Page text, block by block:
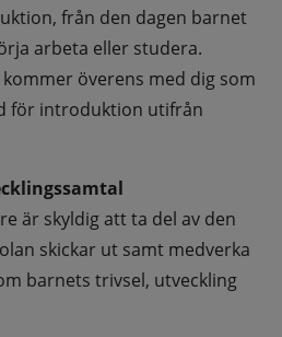
från den dagen barnet
arbeta eller studera.
överens med dig som
för introduktion utifrån
är skyldig att ta del av den
skickar ut samt medverka
barnets trivsel, utveckling